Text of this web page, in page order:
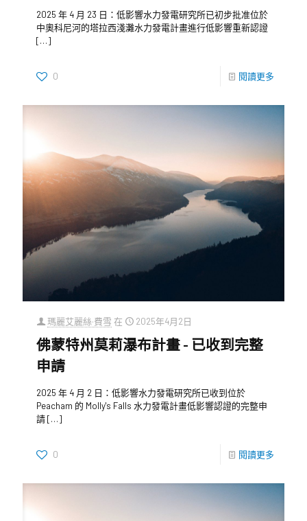
2025 年 4 月 23 日：低影響水力發電研究所已初步批准位於
中奧科尼河的塔拉西淺灘水力發電計畫進行低影響重新認證
[…]
0 閱讀更多
瑪麗艾麗絲·費雪 在 2025年4月2日
佛蒙特州莫莉瀑布計畫 - 已收到完整
申請
2025 年 4 月 2 日：低影響水力發電研究所已收到位於
Peacham 的 Molly's Falls 水力發電計畫低影響認證的完整申
請[…]
0 閱讀更多